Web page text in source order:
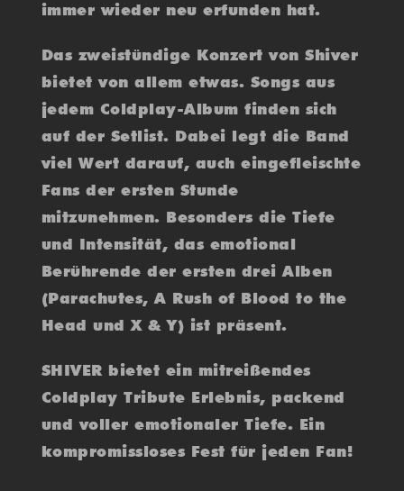
immer wieder neu erfunden hat.
Das zweistündige Konzert von Shiver
bietet von allem etwas. Songs aus
jedem Coldplay-Album finden sich
auf der Setlist. Dabei legt die Band
viel Wert darauf, auch eingefleischte
Fans der ersten Stunde
mitzunehmen. Besonders die Tiefe
und Intensität, das emotional
Berührende der ersten drei Alben
(Parachutes, A Rush of Blood to the
Head und X & Y) ist präsent.
SHIVER bietet ein mitreißendes
Coldplay Tribute Erlebnis, packend
und voller emotionaler Tiefe. Ein
kompromissloses Fest für jeden Fan!